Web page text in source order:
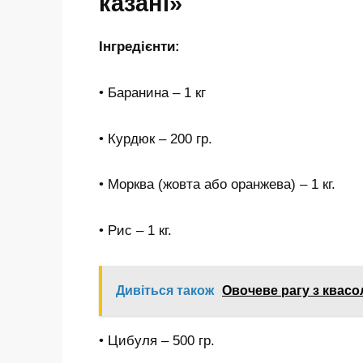
Інгредієнти:
• Баранина – 1 кг
• Курдюк – 200 гр.
• Морква (жовта або оранжева) – 1 кг.
• Рис – 1 кг.
Дивіться також Овочеве рагу з
• Цибуля – 500 гр.